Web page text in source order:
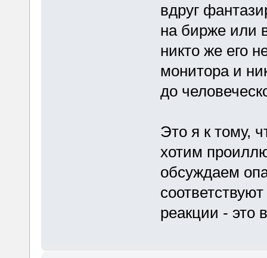
вдруг
на бирже или
никто же его
монитора и
до
Это я к тому,
хотим
обсуждаем
реакции - это